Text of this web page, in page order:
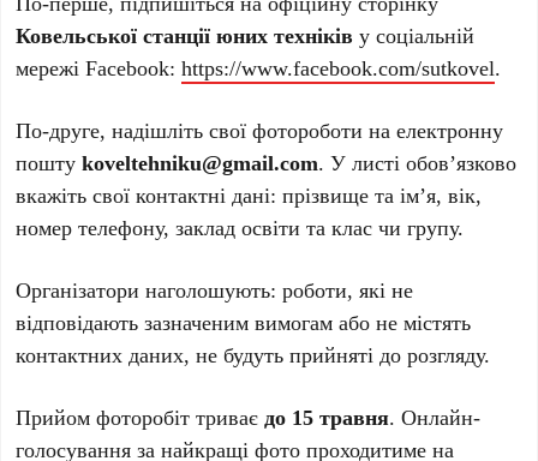
Ковельської станції юних техніків у соціальній
мережі Facebook:https://www.facebook.com/sutkovel.
По-друге, надішліть свої фотороботи на електронну
поштуkoveltehniku@gmail.com. У листі обов’язково
вкажіть свої контактні дані: прізвище та ім’я, вік,
номер телефону, заклад освіти та клас чи групу.
Організатори наголошують: роботи, які не
відповідають зазначеним вимогам або не містять
контактних даних, не будуть прийняті до розгляду.
Прийом фоторобіт триваєдо 15 травня. Онлайн-
голосування за найкращі фото проходитиме на